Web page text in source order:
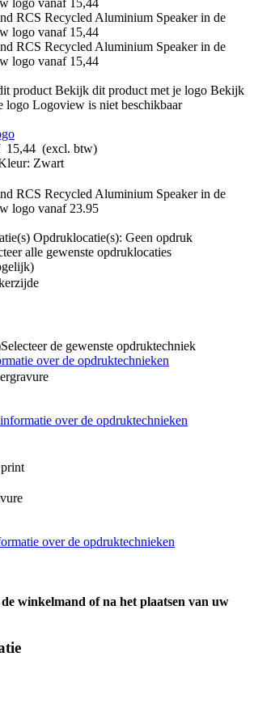
product Bekijk dit product met je logo Bekijk
logo Logoview is niet beschikbaar
15,44 (excl. btw)
Zwart
Opdruklocatie(s): Geen opdruk
alle gewenste opdruklocaties
Selecteer de gewenste opdruktechniek
over de opdruktechnieken
over de opdruktechnieken
over de opdruktechnieken
winkelmand of na het plaatsen van uw